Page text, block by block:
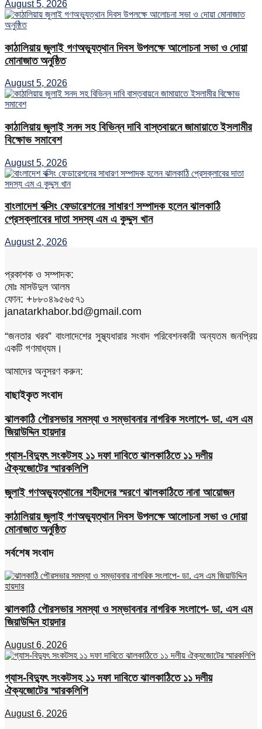
August 5, 2026
কাঠালিয়ায় জুলাই গণঅভ্যুত্থান দিবস উপলক্ষে আলোচনা সভা ও দোয়া
মোনাজাত অনুষ্ঠিত
August 5, 2026
কাঠালিয়ায় জুলাই সনদ সহ বিভিন্ন দাবি বাস্তবায়নে জামায়াতে ইসলামীর
বিক্ষোভ সমাবেশ
August 5, 2026
বাংলাদেশ বক্সিং ফেডারেশনের সাধারণ সম্পাদক হলেন ঝালকাঠি
প্রেসক্লাবের দাতা সদস্য এম এ কুদ্দুস খান
August 2, 2026
প্রকাশক ও সম্পাদক:
মোঃ মাসউদুল আলম
ফোন: +৮৮০৪৯৫৬৫৭১
janatarkhabor.bd@gmail.com
“জনতার খরব” বাংলাদেশের সুস্থ্যধারার সংবাদ পরিবেশনকারী অন্যতম জনপ্রিয়
একটি গণমাধ্যম।
আমাদের অনুসরণ করুন:
বাছাইকৃত সংবাদ
ঝালকাঠি পৌরসভার সমস্যা ও সম্ভাবনার নাগরিক সংলাপে- ডা. এস এম
জিয়াউদ্দিন হায়দার
গ্যাস-বিদ্যুৎ সংকটসহ ১১ দফা দাবিতে ঝালকাঠিতে ১১ দলীয়
ঐক্যজোটের স্মারকলিপি
জুলাই গণঅভ্যুত্থানের শহীদদের স্মরণে ঝালকাঠিতে নানা আয়োজন
কাঠালিয়ায় জুলাই গণঅভ্যুত্থান দিবস উপলক্ষে আলোচনা সভা ও দোয়া
মোনাজাত অনুষ্ঠিত
সর্বশেষ সংবাদ
ঝালকাঠি পৌরসভার সমস্যা ও সম্ভাবনার নাগরিক সংলাপে- ডা. এস এম
জিয়াউদ্দিন হায়দার
August 6, 2026
গ্যাস-বিদ্যুৎ সংকটসহ ১১ দফা দাবিতে ঝালকাঠিতে ১১ দলীয়
ঐক্যজোটের স্মারকলিপি
August 6, 2026